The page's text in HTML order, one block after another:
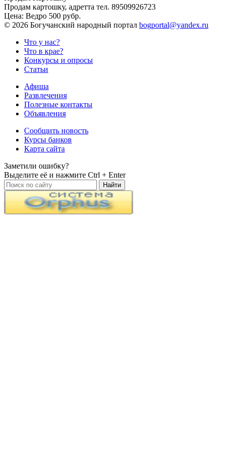
Продам картошку, адретта тел. 89509926723
Цена: Ведро 500 рубр.
© 2026 Богучанский народный портал bogportal@yandex.ru
Что у нас?
Что в крае?
Конкурсы и опросы
Статьи
Афиша
Развлечения
Полезные контакты
Объявления
Сообщить новость
Курсы банков
Карта сайта
Заметили ошибку?
Выделите её и нажмите Ctrl + Enter